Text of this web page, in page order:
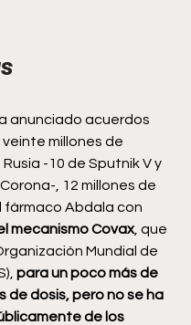
anunciado acuerdos
millones de
-10 de Sputnik V y
, 12 millones de
fármaco Abdala con
mecanismo Covax, que
Mundial de
para un poco más de
de dosis, pero no se ha
de los